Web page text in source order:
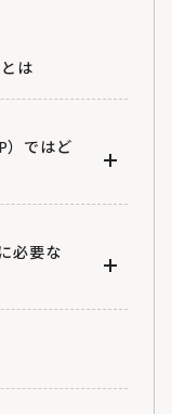
は
）ではど
必要な